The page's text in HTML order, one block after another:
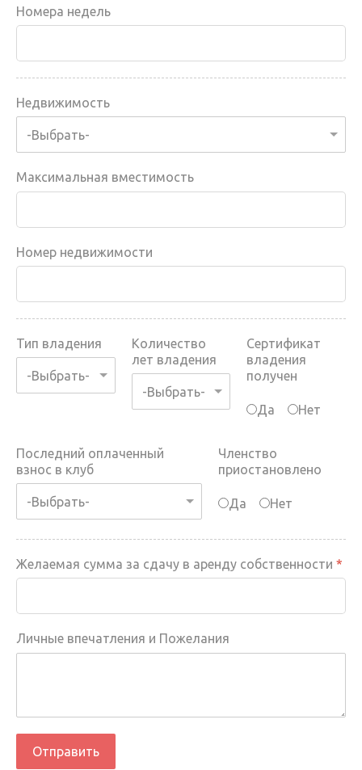
Номера недель
Недвижимость
Максимальная вместимость
Номер недвижимости
Тип владения
Количество
лет владения
Сертификат
владения
получен
Да Нет
Последний оплаченный
взнос в клуб
Членство
приостановлено
Да Нет
Желаемая сумма за сдачу в аренду собственности *
Личные впечатления и Пожелания
Отправить